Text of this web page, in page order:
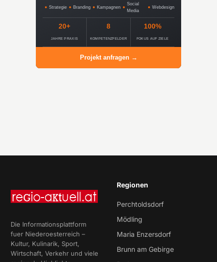
● Strategie ● Branding ● Kampagnen ●
Social
Media
● Webdesign
20+
JAHRE PRAXIS
8
KOMPETENZFELDER
100%
FOKUS AUF ZIELE
Projekt anfragen →
Die Informationsplattform
fuer Niederoesterreich –
Kultur, Kulinarik, Sport,
Wirtschaft, Verkehr und viele
Regionen
Perchtoldsdorf
Mödling
Maria Enzersdorf
Brunn am Gebirge